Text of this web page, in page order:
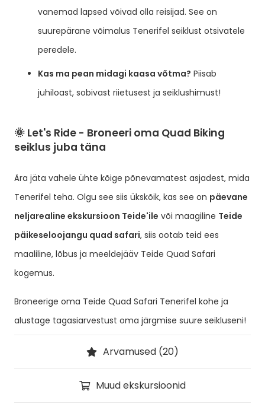
vanemad lapsed võivad olla reisijad. See on
suurepärane võimalus Tenerifel seiklust otsivatele
peredele.
Kas ma pean midagi kaasa võtma? Piisab
juhiloast, sobivast riietusest ja seiklushimust!
🌞 Let's Ride - Broneeri oma Quad Biking
seiklus juba täna
Ära jäta vahele ühte kõige põnevamatest asjadest, mida
Tenerifel teha. Olgu see siis ükskõik, kas see on päevane
neljarealine ekskursioon Teide'ile või maagiline Teide
päikeseloojangu quad safari, siis ootab teid ees
maaliline, lõbus ja meeldejääv Teide Quad Safari
kogemus.
Broneerige oma Teide Quad Safari Tenerifel kohe ja
alustage tagasiarvestust oma järgmise suure seikluseni!
Arvamused (20)
Muud ekskursioonid